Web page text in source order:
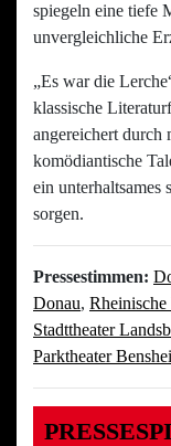
spiegeln eine tiefe
unvergleichliche
„Es war die
klassische
angereichert durch
komödiantische
ein unterhaltsames
sorgen.
Pressestimmen:
Donau, Rheinische
Stadttheater
Parktheater